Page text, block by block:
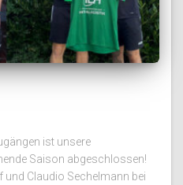
ist unsere
Saison abgeschlossen!
Claudio Sechelmann bei